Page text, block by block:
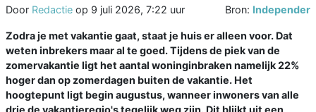
Door Redactie op 9 juli 2026, 7:22 uur Bron: Independer
Zodra je met vakantie gaat, staat je huis er alleen voor. Dat
weten inbrekers maar al te goed. Tijdens de piek van de
zomervakantie ligt het aantal woninginbraken namelijk 22%
hoger dan op zomerdagen buiten de vakantie. Het
hoogtepunt ligt begin augustus, wanneer inwoners van alle
drie de vakantieregio's tegelijk weg zijn. Dit blijkt uit een